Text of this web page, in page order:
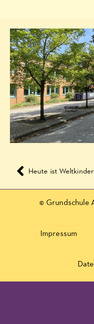
© Grundschule
Impressum